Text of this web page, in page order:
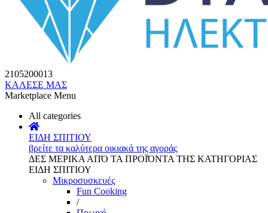
2105200013
ΚΑΛΕΣΕ ΜΑΣ
Marketplace Menu
All categories
ΕΙΔΗ ΣΠΙΤΙΟΥ
βρείτε τα καλύτερα οικιακά της αγοράς
ΔΕΣ ΜΕΡΙΚΑ ΑΠΌ ΤΑ ΠΡΟΪΌΝΤΑ ΤΗΣ ΚΑΤΗΓΟΡΙΑΣ
ΕΙΔΗ ΣΠΙΤΙΟΥ
Μικροσυσκευές
Fun Cooking
/